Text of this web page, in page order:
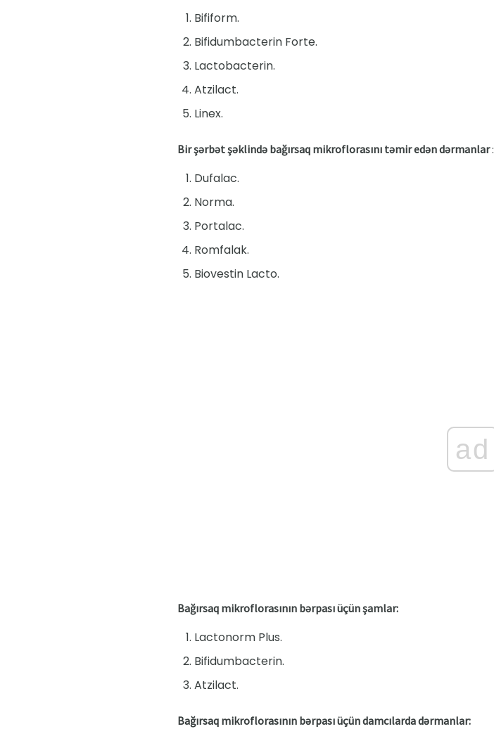
Bifiform.
Bifidumbacterin Forte.
Lactobacterin.
Atzilact.
Linex.
Bir şərbət şəklində bağırsaq mikroflorasını təmir edən dərmanlar:
Dufalac.
Norma.
Portalac.
Romfalak.
Biovestin Lacto.
ad
Bağırsaq mikroflorasının bərpası üçün şamlar:
Lactonorm Plus.
Bifidumbacterin.
Atzilact.
Bağırsaq mikroflorasının bərpası üçün damcılarda dərmanlar: